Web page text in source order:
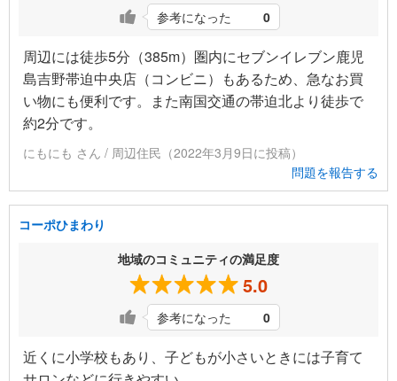
参考になった 0
周辺には徒歩5分（385m）圏内にセブンイレブン鹿児
島吉野帯迫中央店（コンビニ）もあるため、急なお買
い物にも便利です。また南国交通の帯迫北より徒歩で
約2分です。
にもにも さん / 周辺住民（2022年3月9日に投稿）
問題を報告する
コーポひまわり
地域のコミュニティの満足度
5.0
参考になった 0
近くに小学校もあり、子どもが小さいときには子育て